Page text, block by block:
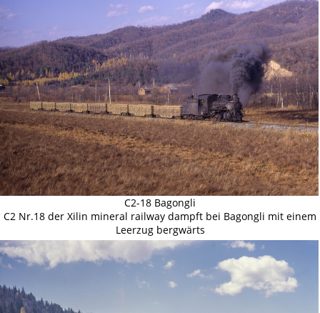
C2-18 Bagongli
C2 Nr.18 der Xilin mineral railway dampft bei Bagongli mit einem
Leerzug bergwärts